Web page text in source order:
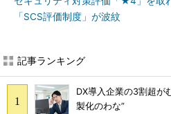
「SCS評価制度」が波紋
記事ランキング
DX導入企業の3割超
製化のわな”